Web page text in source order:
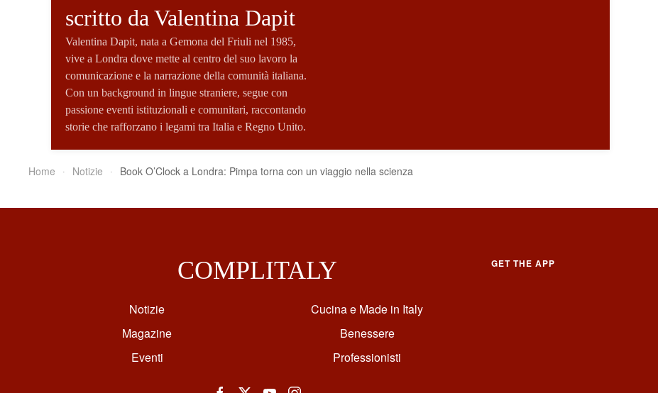
scritto da Valentina Dapit
Valentina Dapit, nata a Gemona del Friuli nel 1985,
vive a Londra dove mette al centro del suo lavoro la
comunicazione e la narrazione della comunità italiana.
Con un background in lingue straniere, segue con
passione eventi istituzionali e comunitari, raccontando
storie che rafforzano i legami tra Italia e Regno Unito.
Home Notizie Book O’Clock a Londra: Pimpa torna con un viaggio nella scienza
COMPLITALY
Notizie
Magazine
Eventi
Cucina e Made in Italy
Benessere
Professionisti
GET THE APP